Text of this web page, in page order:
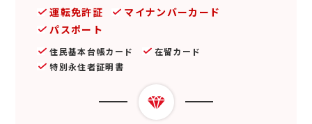
運転免許証
マイナンバーカード
パスポート
住民基本台帳カード
在留カード
特別永住者証明書